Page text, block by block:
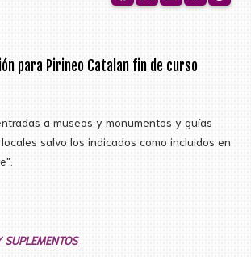
para Pirineo Catalan fin de curso
a museos y monumentos y guías
salvo los indicados como incluidos en